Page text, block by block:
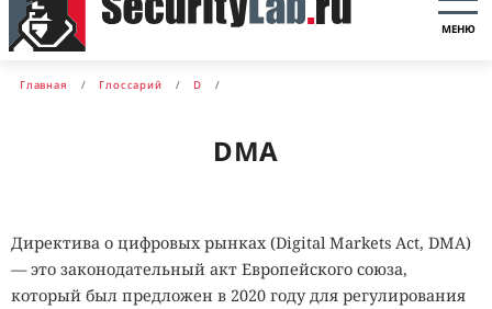
МЕНЮ
Главная Глоссарий D
DMA
Директива о цифровых рынках (Digital Markets Act, DMA)
— это законодательный акт Европейского союза,
который был предложен в 2020 году для регулирования